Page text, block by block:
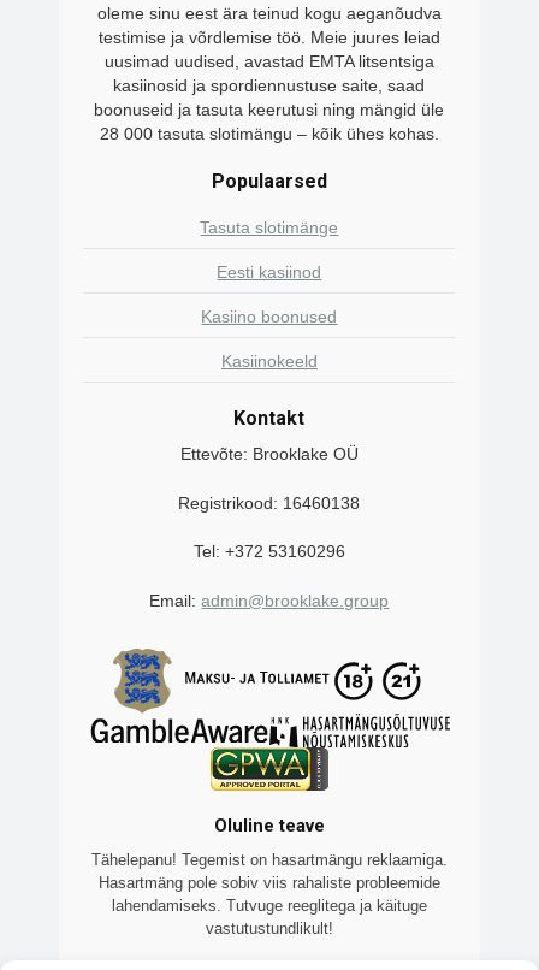
oleme sinu eest ära teinud kogu aeganõudva
testimise ja võrdlemise töö. Meie juures leiad
uusimad uudised, avastad EMTA litsentsiga
kasiinosid ja spordiennustuse saite, saad
boonuseid ja tasuta keerutusi ning mängid üle
28 000 tasuta slotimängu – kõik ühes kohas.
Populaarsed
Tasuta slotimänge
Eesti kasiinod
Kasiino boonused
Kasiinokeeld
Kontakt
Ettevõte: Brooklake OÜ
Registrikood: 16460138
Tel: +372 53160296
Email:admin@brooklake.group
Oluline teave
Tähelepanu! Tegemist on hasartmängu reklaamiga.
Hasartmäng pole sobiv viis rahaliste probleemide
lahendamiseks. Tutvuge reeglitega ja käituge
vastutustundlikult!